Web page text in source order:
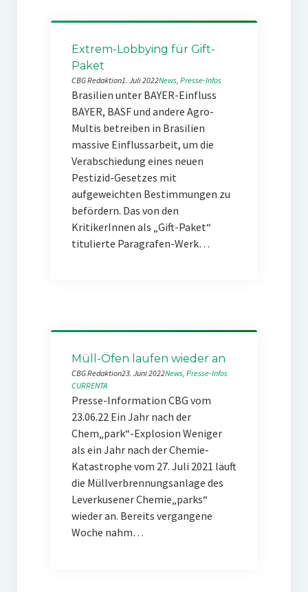
Extrem-Lobbying für Gift-
Paket
CBG Redaktion1. Juli 2022News, Presse-Infos
Brasilien unter BAYER-Einfluss
BAYER, BASF und andere Agro-
Multis betreiben in Brasilien
massive Einflussarbeit, um die
Verabschiedung eines neuen
Pestizid-Gesetzes mit
aufgeweichten Bestimmungen zu
befördern. Das von den
KritikerInnen als „Gift-Paket“
titulierte Paragrafen-Werk…
Müll-Öfen laufen wieder an
CBG Redaktion23. Juni 2022News, Presse-Infos
CURRENTA
Presse-Information CBG vom
23.06.22 Ein Jahr nach der
Chem„park“-Explosion Weniger
als ein Jahr nach der Chemie-
Katastrophe vom 27. Juli 2021 läuft
die Müllverbrennungsanlage des
Leverkusener Chemie„parks“
wieder an. Bereits vergangene
Woche nahm…